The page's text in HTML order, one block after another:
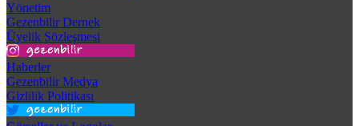
Yönetim
Gezenbilir Dernek
Üyelik Sözleşmesi
Haberler
Gezenbilir Medya
Gizlilik Politikası